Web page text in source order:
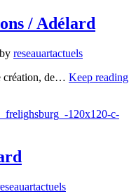
/ Adélard
reseauartactuels
création, de… Keep reading
120x120-c-